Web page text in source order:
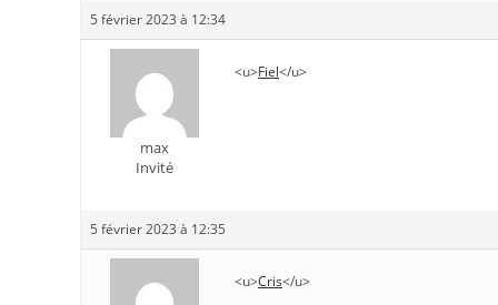
5 février 2023 à 12:34
max
Invité
<u>Fiel</u>
5 février 2023 à 12:35
<u>Cris</u>